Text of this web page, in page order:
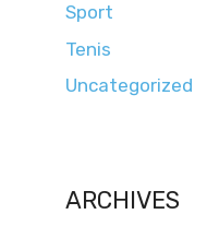
Sport
Tenis
Uncategorized
ARCHIVES